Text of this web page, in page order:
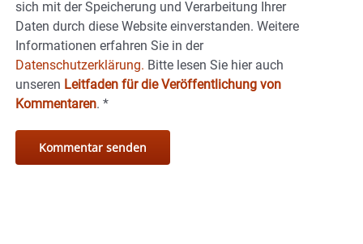
sich mit der Speicherung und Verarbeitung Ihrer
Daten durch diese Website einverstanden. Weitere
Informationen erfahren Sie in der
Datenschutzerklärung. Bitte lesen Sie hier auch
unseren Leitfaden für die Veröffentlichung von
Kommentaren. *